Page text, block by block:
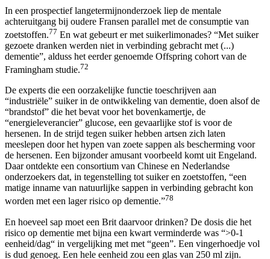
In een prospectief langetermijnonderzoek liep de mentale
achteruitgang bij oudere Fransen parallel met de consumptie van
zoetstoffen.77 En wat gebeurt er met suikerlimonades? “Met suiker
gezoete dranken werden niet in verbinding gebracht met (...)
dementie”, alduss het eerder genoemde Offspring cohort van de
Framingham studie.72
De experts die een oorzakelijke functie toeschrijven aan
“industriële” suiker in de ontwikkeling van dementie, doen alsof de
“brandstof” die het bevat voor het bovenkamertje, de
“energieleverancier” glucose, een gevaarlijke stof is voor de
hersenen. In de strijd tegen suiker hebben artsen zich laten
meeslepen door het hypen van zoete sappen als bescherming voor
de hersenen. Een bijzonder amusant voorbeeld komt uit Engeland.
Daar ontdekte een consortium van Chinese en Nederlandse
onderzoekers dat, in tegenstelling tot suiker en zoetstoffen, “een
matige inname van natuurlijke sappen in verbinding gebracht kon
worden met een lager risico op dementie.”78
En hoeveel sap moet een Brit daarvoor drinken? De dosis die het
risico op dementie met bijna een kwart verminderde was “>0-1
eenheid/dag“ in vergelijking met met “geen”. Een vingerhoedje vol
is dud genoeg. Een hele eenheid zou een glas van 250 ml zijn.